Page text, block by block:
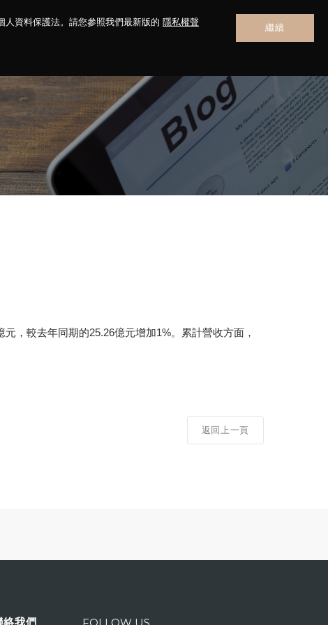
人資料保護法。請您參照我們最新版的 隱私權聲
繼續
聯絡我們
，較去年同期的25.26億元增加1%。累計營收方面，
返回上一頁
絡我們 FOLLOW US